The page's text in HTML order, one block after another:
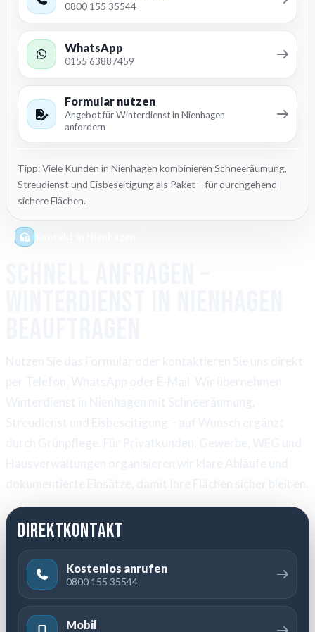
0800 155 35544
WhatsApp
0155 63887459
Formular nutzen
Angebot für Winterdienst in Nienhagen
anfordern
Tipp: Viele Kunden in Nienhagen kombinieren Schneeräumung,
Streudienst und Eisbeseitigung als Paket – für durchgehend
sichere Flächen.
dokumentierte Einsätze, damit Ihre Flächen sicher bleiben.
Direktkontakt
Kostenlos anrufen
0800 155 35544
Mobil